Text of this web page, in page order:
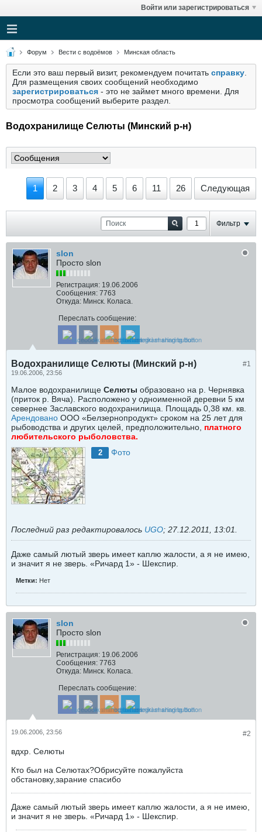
Войти или зарегистрироваться
Форум Вести с водоёмов Минская область
Если это ваш первый визит, рекомендуем почитать справку
Для размещения своих сообщений необходимо
зарегистрироваться - это не займет много времени. Для
просмотра сообщений выберите раздел.
Водохранилище Селюты (Минский р-н)
1 2 3 4 5 6 11 26 Следующая
Фильтр
slon
Просто slon
Регистрация: 19.06.2006
Сообщения: 7763
Откуда: Минск. Коласа.
Переслать сообщение:
#1
Водохранилище Селюты (Минский р-н)
19.06.2006, 23:56
Малое водохранилище Селюты образовано на р. Чернявка
(приток р. Вяча). Расположено у одноименной деревни 5 км
севернее Заславского водохранилища. Площадь 0,38 км. кв.
Арендовано ООО «Белзернопродукт» сроком на 25 лет для
рыбоводства и других целей, предположительно, платного
любительского рыболовства.
2 Фото
Последний раз редактировалось UGO; 27.12.2011, 13:01
Даже самый лютый зверь имеет каплю жалости, а я не имею,
и значит я не зверь. «Ричард 1» - Шекспир.
Метки: Нет
slon
Просто slon
Регистрация: 19.06.2006
Сообщения: 7763
Откуда: Минск. Коласа.
Переслать сообщение:
#2
19.06.2006, 23:56
вдхр. Селюты
Кто был на Селютах?Обрисуйте пожалуйста
обстановку,зарание спасибо
Даже самый лютый зверь имеет каплю жалости, а я не имею,
и значит я не зверь. «Ричард 1» - Шекспир.